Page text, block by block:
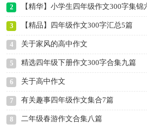
2 【精华】小学生四年级作文300字集锦
3 【精品】四年级作文300字汇总5篇
4 关于家风的高中作文
5 精选四年级下册作文300字合集九篇
6 关于高中作文
7 有关趣事四年级作文集合7篇
8 二年级春游作文合集八篇